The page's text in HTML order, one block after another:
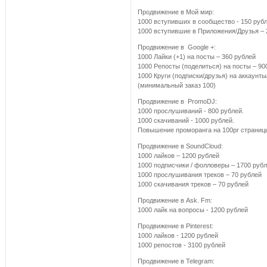
Продвижение в Мой мир:
1000 вступивших в сообщество - 150
1000 вступившие в Приложения/Друзья –
Продвижение в Google +:
1000 Лайки (+1) на посты – 360 рублей
1000 Репосты (поделиться) на посты –
1000 Круги (подписки/друзья) на
(минимальный заказ 100)
Продвижение в PromoDJ:
1000 прослушиваний - 800 рублей.
1000 скачиваний - 1000 рублей.
Повышение проморанга на 100pr
Продвижение в SoundCloud:
1000 лайков – 1200 рублей
1000 подписчики / фолловеры – 1700
1000 прослушивания треков – 70 рублей
1000 скачивания треков – 70 рублей
Продвижение в Ask. Fm:
1000 лайк на вопросы - 1200 рублей
Продвижение в Pinterest:
1000 лайков - 1200 рублей
1000 репостов - 3100 рублей
Продвижение в Telegram: